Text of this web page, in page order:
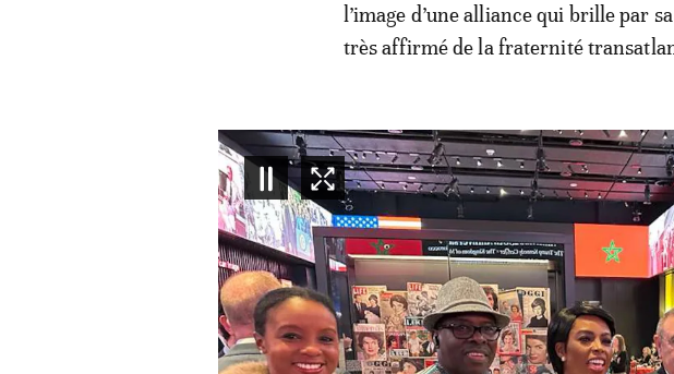
l’image d’une alliance qui brille par
très affirmé de la fraternité